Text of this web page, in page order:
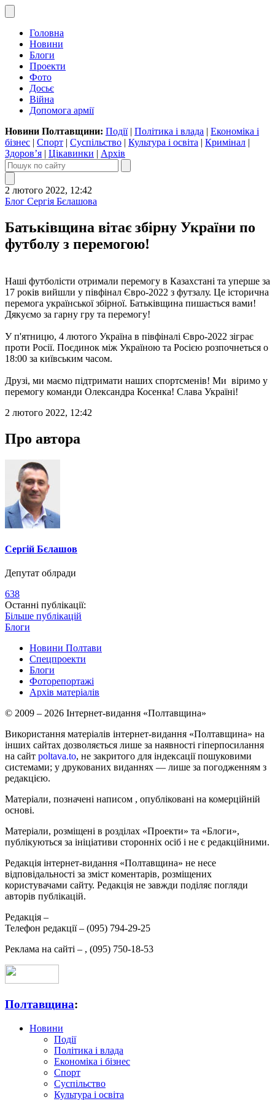
Головна
Новини
Блоги
Проекти
Фото
Досьє
Війна
Допомога армії
Новини Полтавщини: Події| Політика і влада | Економіка і
бізнес | Спорт | Суспільство | Культура і освіта | Кримінал |
Здоров’я | Цікавинки | Архів
2 лютого 2022, 12:42
Блог Сергія Бєлашова
Батьківщина вітає збірну України по
футболу з перемогою!
Наші футболісти отримали перемогу в Казахстані та уперше за
17 років вийшли у півфінал Євро-2022 з футзалу. Це історична
перемога української збірної. Батьківщина пишається вами!
Дякуємо за гарну гру та перемогу!
У п'ятницю, 4 лютого Україна в півфіналі Євро-2022 зіграє
проти Росії. Поєдинок між Україною та Росією розпочнеться о
18:00 за київським часом.
Друзі, ми маємо підтримати наших спортсменів! Ми віримо у
перемогу команди Олександра Косенка! Слава Україні!
2 лютого 2022, 12:42
Про автора
Сергій Бєлашов
Депутат облради
638
Останні публікації:
Більше публікацій
Блоги
Новини Полтави
Спецпроекти
Блоги
Фоторепортажі
Архів матеріалів
© 2009 – 2026 Інтернет-видання «Полтавщина»
Використання матеріалів інтернет-видання «Полтавщина» на
інших сайтах дозволяється лише за наявності гіперпосилання
на сайт poltava.to, не закритого для індексації пошуковими
системами; у друкованих виданнях — лише за погодженням з
редакцією.
Матеріали, позначені написом , опубліковані на комерційній
основі.
Матеріали, розміщені в розділах «Проекти» та «Блоги»,
публікуються за ініціативи сторонніх осіб і не є редакційними.
Редакція інтернет-видання «Полтавщина» не несе
відповідальності за зміст коментарів, розміщених
користувачами сайту. Редакція не завжди поділяє погляди
авторів публікацій.
Редакція –
Телефон редакції – (095) 794-29-25
Реклама на сайті – , (095) 750-18-53
Полтавщина:
Новини
Події
Політика і влада
Економіка і бізнес
Спорт
Суспільство
Культура і освіта